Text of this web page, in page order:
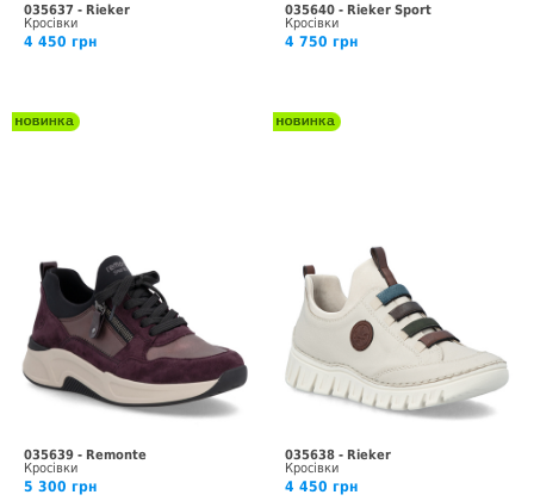
035637 - Rieker
Кросівки
4 450 грн
035640 - Rieker Sport
Кросівки
4 750 грн
035639 - Remonte
Кросівки
5 300 грн
035638 - Rieker
Кросівки
4 450 грн